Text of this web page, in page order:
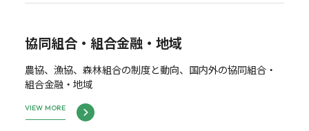
協同組合・組合金融・地域
農協、漁協、森林組合の制度と動向、国内外の協同組合・
組合金融・地域
VIEW MORE